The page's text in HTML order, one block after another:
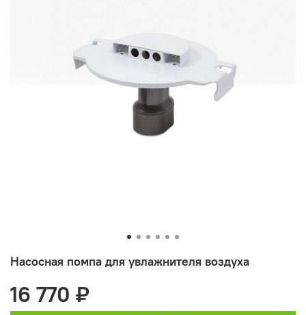
Насосная помпа для увлажнителя воздуха
16 770 ₽